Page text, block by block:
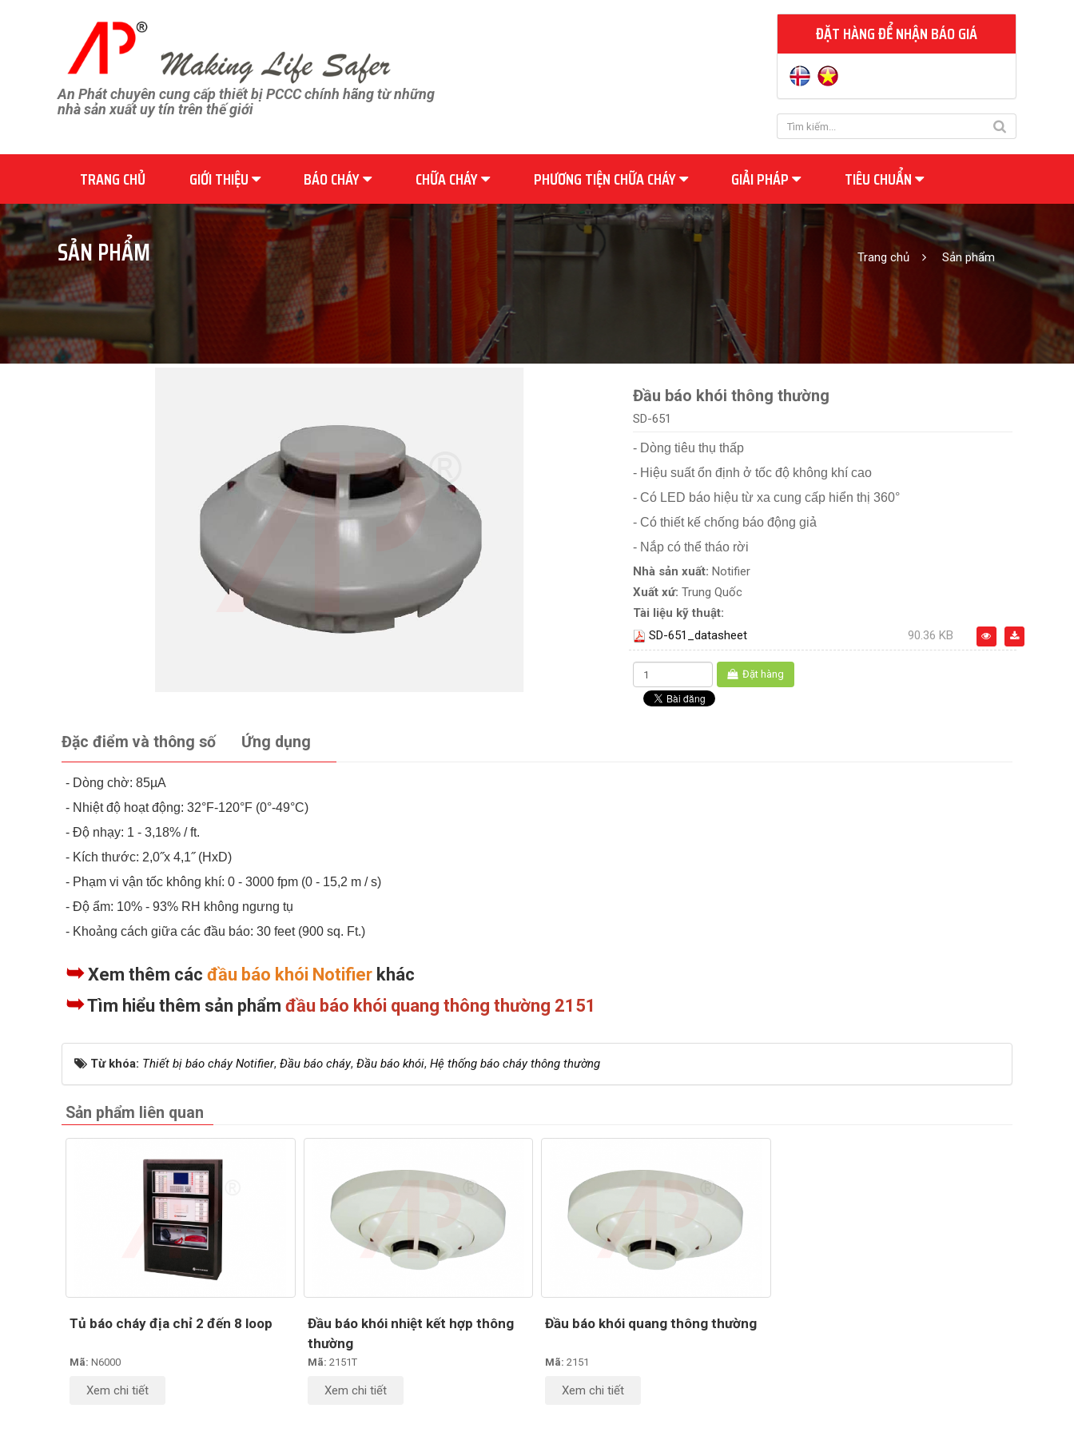
An Phát chuyên cung cấp thiết bị PCCC chính hãng từ những
nhà sản xuất uy tín trên thế giới
ĐẶT HÀNG ĐỂ NHẬN BÁO GIÁ
TRANG CHỦ GIỚI THIỆU BÁO CHÁY CHỮA CHÁY PHƯƠNG TIỆN CHỮA CHÁY GIẢI PHÁP TIÊU CHUẨN
SẢN PHẨM Trang chủ Sản phẩm
Đầu báo khói thông thường
SD-651
- Dòng tiêu thụ thấp
- Hiệu suất ổn định ở tốc độ không khí cao
- Có LED báo hiệu từ xa cung cấp hiển thị 360°
- Có thiết kế chống báo động giả
- Nắp có thể tháo rời
Nhà sản xuất: Notifier
Xuất xứ: Trung Quốc
Tài liệu kỹ thuật:
SD-651_datasheet
90.36 KB
Đặt hàng
Đặc điểm và thông số Ứng dụng
- Dòng chờ: 85µA
- Nhiệt độ hoạt động: 32°F-120°F (0°-49°C)
- Độ nhạy: 1 - 3,18% / ft.
- Kích thước: 2,0˝x 4,1˝ (HxD)
- Phạm vi vận tốc không khí: 0 - 3000 fpm (0 - 15,2 m / s)
- Độ ẩm: 10% - 93% RH không ngưng tụ
- Khoảng cách giữa các đầu báo: 30 feet (900 sq. Ft.)
➥Xem thêm các đầu báo khói Notifier khác
➥Tìm hiểu thêm sản phẩm đầu báo khói quang thông thường 2151
Từ khóa: Thiết bị báo cháy Notifier, Đầu báo cháy, Đầu báo khói, Hệ thống báo cháy thông thường
Sản phẩm liên quan
Tủ báo cháy địa chỉ 2 đến 8 loop
Mã: N6000
Xem chi tiết
Đầu báo khói nhiệt kết hợp thông
thường
Mã: 2151T
Xem chi tiết
Đầu báo khói quang thông thường
Mã: 2151
Xem chi tiết